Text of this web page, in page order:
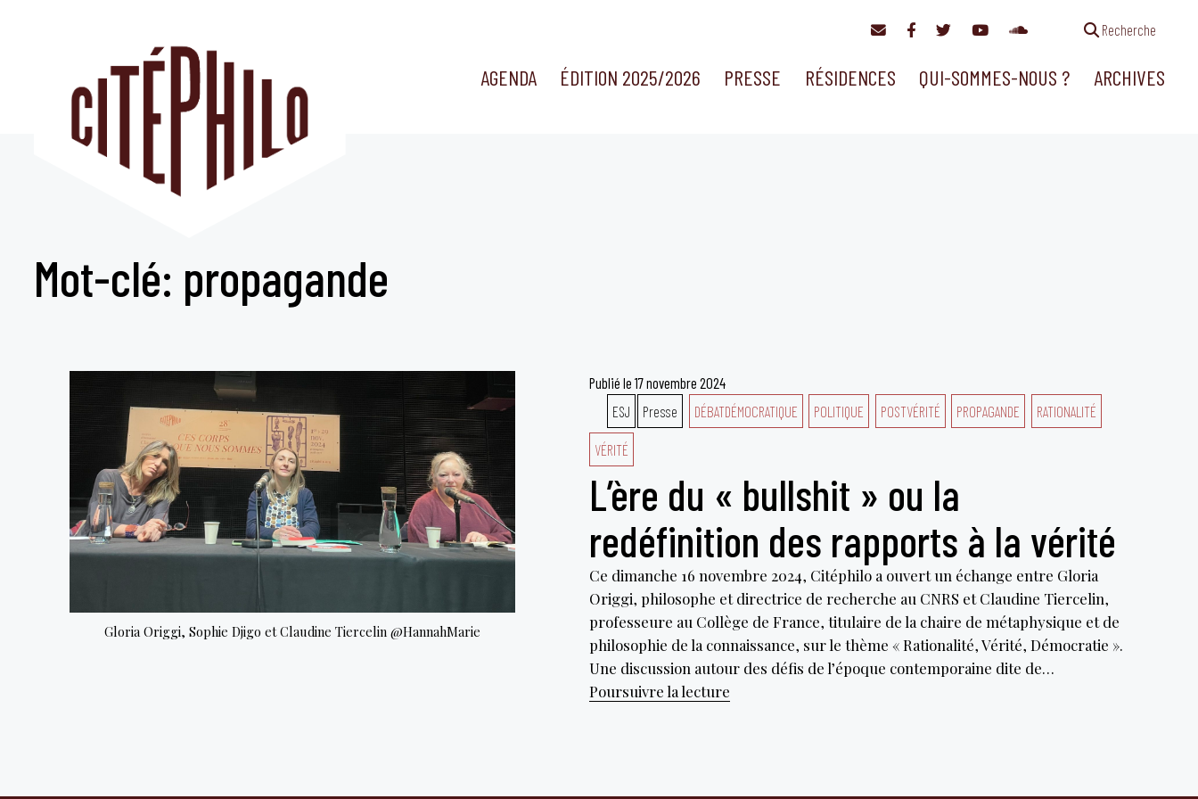
Recherche
AGENDA ÉDITION 2025/2026 PRESSE RÉSIDENCES QUI-SOMMES-NOUS ? ARCHIVES
Mot-clé: propagande
Gloria Origgi, Sophie Djigo et Claudine Tiercelin @HannahMarie
Publié le 17 novembre 2024
ESJ
Presse DÉBATDÉMOCRATIQUE POLITIQUE POSTVÉRITÉ PROPAGANDE RATIONALITÉ
VÉRITÉ
L’ère du « bullshit » ou la
redéfinition des rapports à la vérité
Ce dimanche 16 novembre 2024, Citéphilo a ouvert un échange entre Gloria
Origgi, philosophe et directrice de recherche au CNRS et Claudine Tiercelin,
professeure au Collège de France, titulaire de la chaire de métaphysique et de
philosophie de la connaissance, sur le thème « Rationalité, Vérité, Démocratie ».
Une discussion autour des défis de l’époque contemporaine dite de…
Poursuivre la lectureL’ère